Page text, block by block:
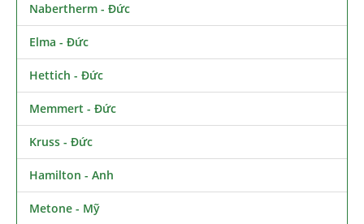
Nabertherm - Đức
Elma - Đức
Hettich - Đức
Memmert - Đức
Kruss - Đức
Hamilton - Anh
Metone - Mỹ